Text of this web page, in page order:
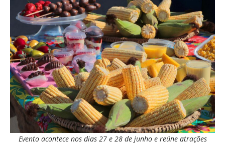
Evento acontece nos dias 27 e 28 de junho e reúne atrações